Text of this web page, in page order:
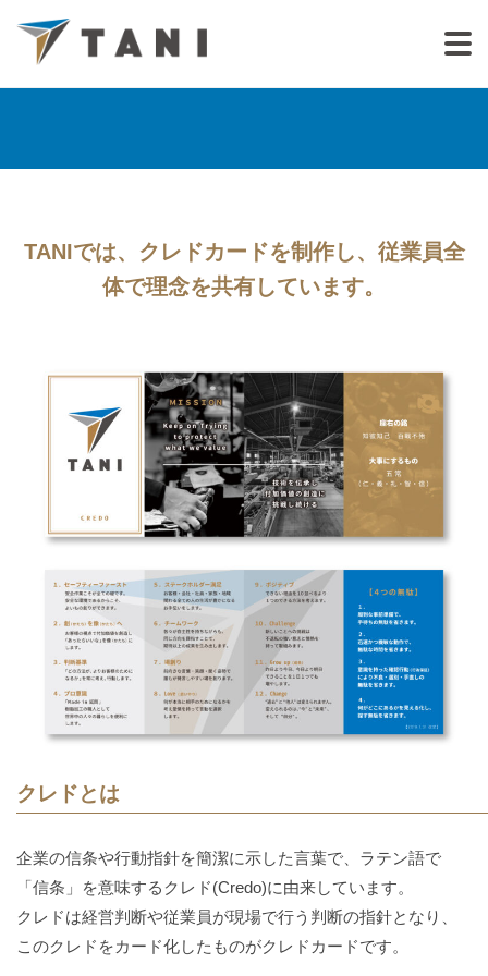
TANIでは、クレドカードを制作し、従業員全
体で理念を共有しています。
クレドとは
企業の信条や行動指針を簡潔に示した言葉で、ラテン語で
「信条」を意味するクレド(Credo)に由来しています。
クレドは経営判断や従業員が現場で行う判断の指針となり、
このクレドをカード化したものがクレドカードです。